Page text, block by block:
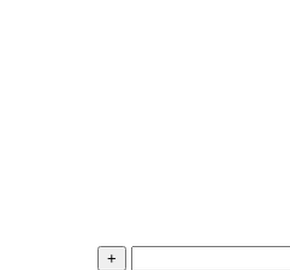
+